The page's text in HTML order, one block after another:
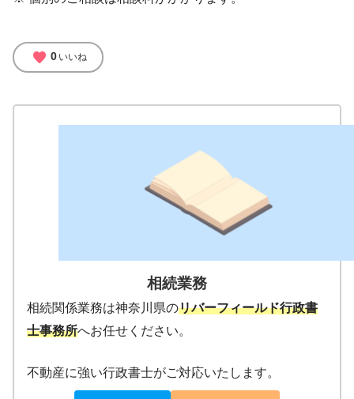
favorite 0 いいね
相続業務
相続関係業務は神奈川県のリバーフィールド行政書
士事務所へお任せください。
不動産に強い行政書士がご対応いたします。